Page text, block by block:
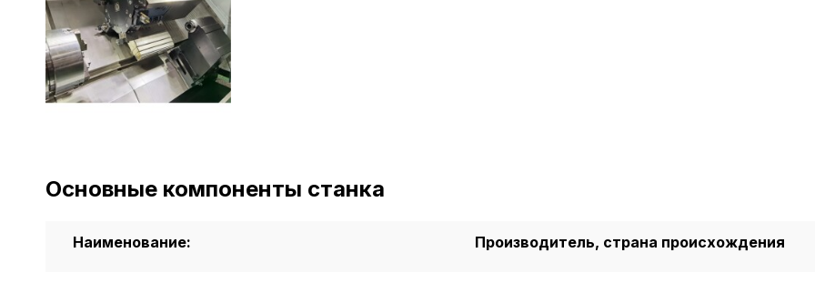
Основные компоненты станка
Наименование: Производитель, страна происхождения